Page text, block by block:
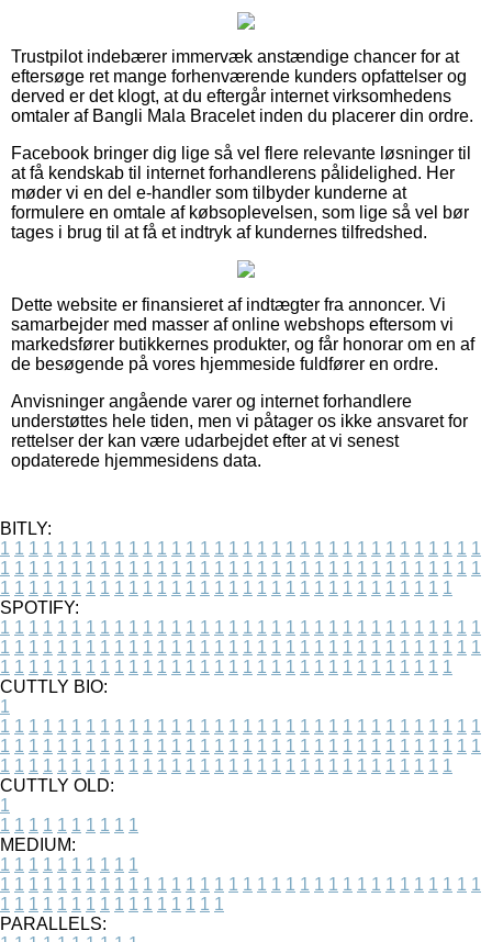
Trustpilot indebærer immervæk anstændige chancer for at
eftersøge ret mange forhenværende kunders opfattelser og
derved er det klogt, at du eftergår internet virksomhedens
omtaler af Bangli Mala Bracelet inden du placerer din ordre.
Facebook bringer dig lige så vel flere relevante løsninger til
at få kendskab til internet forhandlerens pålidelighed. Her
møder vi en del e-handler som tilbyder kunderne at
formulere en omtale af købsoplevelsen, som lige så vel bør
tages i brug til at få et indtryk af kundernes tilfredshed.
Dette website er finansieret af indtægter fra annoncer. Vi
samarbejder med masser af online webshops eftersom vi
markedsfører butikkernes produkter, og får honorar om en af
de besøgende på vores hjemmeside fuldfører en ordre.
Anvisninger angående varer og internet forhandlere
understøttes hele tiden, men vi påtager os ikke ansvaret for
rettelser der kan være udarbejdet efter at vi senest
opdaterede hjemmesidens data.
BITLY:
1 1 1 1 1 1 1 1 1 1 1 1 1 1 1 1 1 1 1 1 1 1 1 1 1 1 1 1 1 1 1 1 1 1
1 1 1 1 1 1 1 1 1 1 1 1 1 1 1 1 1 1 1 1 1 1 1 1 1 1 1 1 1 1 1 1 1 1
1 1 1 1 1 1 1 1 1 1 1 1 1 1 1 1 1 1 1 1 1 1 1 1 1 1 1 1 1 1 1 1
SPOTIFY:
1 1 1 1 1 1 1 1 1 1 1 1 1 1 1 1 1 1 1 1 1 1 1 1 1 1 1 1 1 1 1 1 1 1
1 1 1 1 1 1 1 1 1 1 1 1 1 1 1 1 1 1 1 1 1 1 1 1 1 1 1 1 1 1 1 1 1 1
1 1 1 1 1 1 1 1 1 1 1 1 1 1 1 1 1 1 1 1 1 1 1 1 1 1 1 1 1 1 1 1
CUTTLY BIO:
1
1 1 1 1 1 1 1 1 1 1 1 1 1 1 1 1 1 1 1 1 1 1 1 1 1 1 1 1 1 1 1 1 1 1
1 1 1 1 1 1 1 1 1 1 1 1 1 1 1 1 1 1 1 1 1 1 1 1 1 1 1 1 1 1 1 1 1 1
1 1 1 1 1 1 1 1 1 1 1 1 1 1 1 1 1 1 1 1 1 1 1 1 1 1 1 1 1 1 1 1
CUTTLY OLD:
1
1 1 1 1 1 1 1 1 1 1
MEDIUM:
1 1 1 1 1 1 1 1 1 1
1 1 1 1 1 1 1 1 1 1 1 1 1 1 1 1 1 1 1 1 1 1 1 1 1 1 1 1 1 1 1 1 1 1
1 1 1 1 1 1 1 1 1 1 1 1 1 1 1 1
PARALLELS: